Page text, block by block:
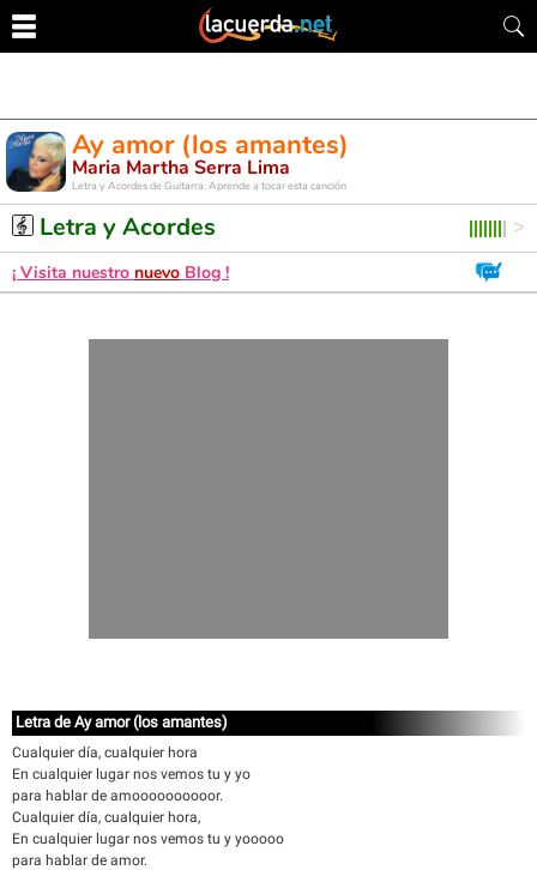
Ay amor (los amantes)
Maria Martha Serra Lima
Letra y Acordes de Guitarra. Aprende a tocar esta canción
Letra y Acordes
¡ Visita nuestro nuevo Blog !
Letra de Ay amor (los amantes)
Cualquier día, cualquier hora
En cualquier lugar nos vemos tu y yo
para hablar de amoooooooooor.
Cualquier día, cualquier hora,
En cualquier lugar nos vemos tu y yooooo
para hablar de amor.